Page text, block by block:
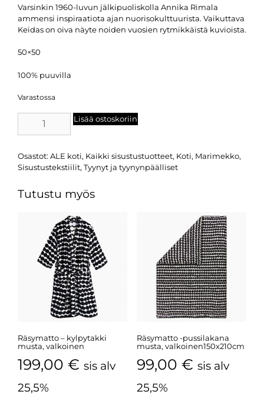
Varsinkin 1960-luvun jälkipuoliskolla Annika Rimala
ammensi inspiraatiota ajan nuorisokulttuurista. Vaikuttava
Keidas on oiva näyte noiden vuosien rytmikkäistä kuvioista.
50×50
100% puuvilla
Varastossa
Lisää ostoskoriin
Osastot: ALE koti, Kaikki sisustustuotteet, Koti, Marimekko,
Sisustustekstiilit, Tyynyt ja tyynynpäälliset
Tutustu myös
Räsymatto – kylpytakki
musta, valkoinen
199,00 € sis alv
25,5%
Räsymatto -pussilakana
musta, valkoinen150x210cm
99,00 € sis alv
25,5%